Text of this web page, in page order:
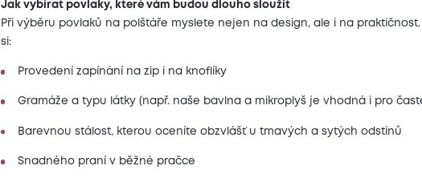
Jak vybírat povlaky, které vám budou dlouho sloužit
Při výběru povlaků na polštáře myslete nejen na design, ale i na praktičnost.
si:
Provedení zapínání na zip i na knoflíky
Gramáže a typu látky (např. naše bavlna a mikroplyš je vhodná i pro
Barevnou stálost, kterou oceníte obzvlášť u tmavých a sytých odstínů
Snadného praní v běžné pračce